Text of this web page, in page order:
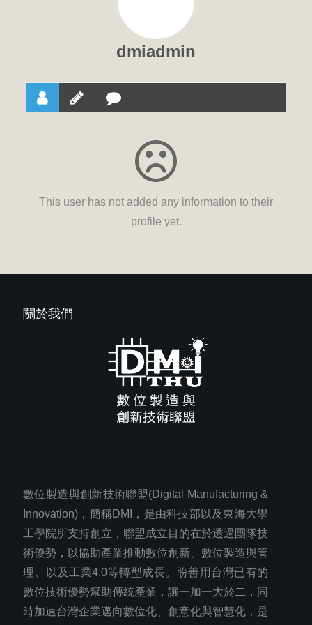
dmiadmin
This user has not added any information to their
profile yet.
關於我們
數位製造與創新技術聯盟(Digital Manufacturing &
Innovation)，簡稱DMI，是由科技部以及東海大學
工學院所支持創立，聯盟成立目的在於透過團隊技
術優勢，以協助產業推動數位創新、數位製造與管
理、以及工業4.0等轉型成長。盼善用台灣已有的
數位技術優勢幫助傳統產業，讓一加一大於二，同
時加速台灣企業邁向數位化、創意化與智慧化，是